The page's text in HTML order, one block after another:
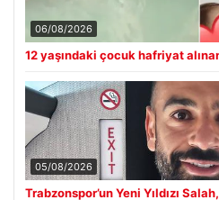
06/08/2026
12 yaşındaki çocuk hafriyat
05/08/2026
Trabzonspor’un Yeni Yıldızı